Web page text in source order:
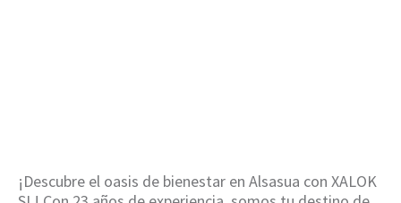
¡Descubre el oasis de bienestar en Alsasua con XALOK